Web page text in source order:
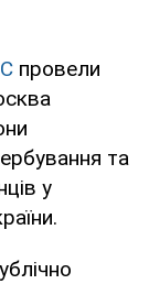
провели
та
у